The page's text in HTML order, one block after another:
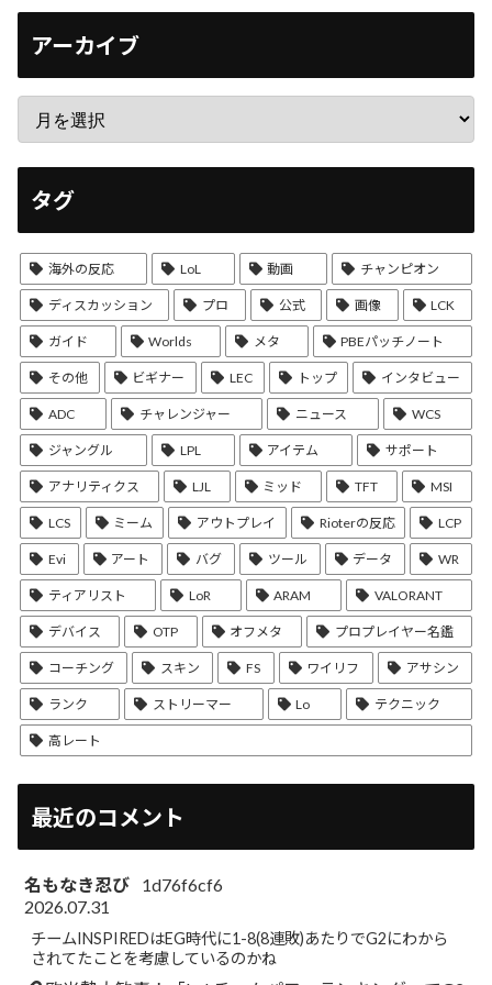
アーカイブ
タグ
海外の反応 LoL 動画 チャンピオン
ディスカッション プロ 公式 画像 LCK
ガイド Worlds メタ PBEパッチノート
その他 ビギナー LEC トップ インタビュー
ADC チャレンジャー ニュース WCS
ジャングル LPL アイテム サポート
アナリティクス LJL ミッド TFT MSI
LCS ミーム アウトプレイ Rioterの反応 LCP
Evi アート バグ ツール データ WR
ティアリスト LoR ARAM VALORANT
デバイス OTP オフメタ プロプレイヤー名鑑
コーチング スキン FS ワイリフ アサシン
ランク ストリーマー Lo テクニック
高レート
最近のコメント
名もなき忍び
1d76f6cf6
2026.07.31
チームINSPIREDはEG時代に1-8(8連敗)あたりでG2にわから
されてたことを考慮しているのかね